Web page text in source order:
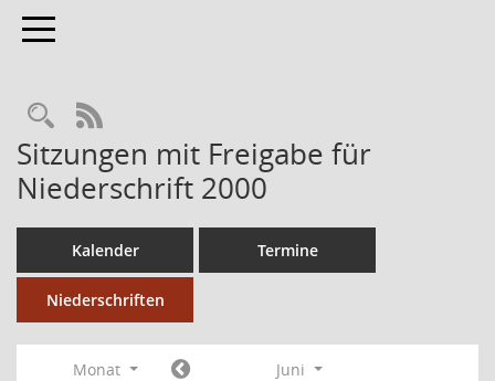
Toggle navigation
RSS-Feed
Sitzungen mit Freigabe für
Niederschrift 2000
Kalender Termine
Niederschriften
Monat
Juni